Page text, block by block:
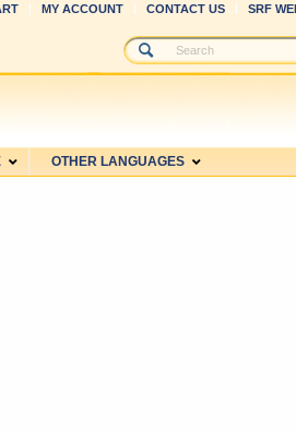
MY ACCOUNT CONTACT US SRF
OTHER LANGUAGES